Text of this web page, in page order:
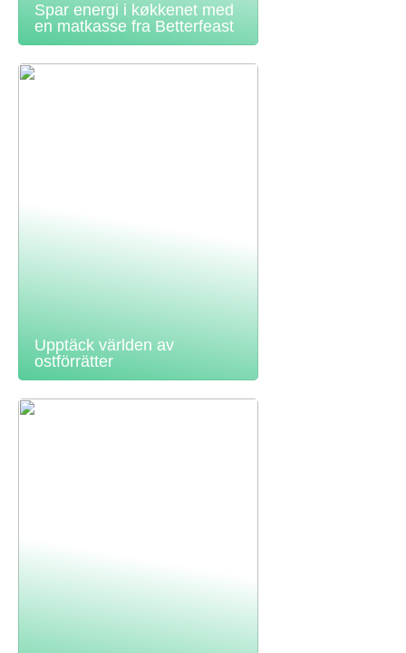
Spar energi i køkkenet med
en matkasse fra Betterfeast
Upptäck världen av
ostförrätter